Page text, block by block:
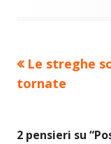
Precedente
articolo:
Le streghe
tornate
2 pensieri su “